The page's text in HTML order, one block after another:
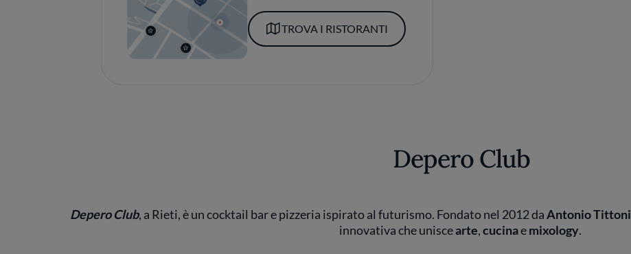
TROVA I RISTORANTI
Depero Club
Depero Club, a Rieti, è un cocktail bar e pizzeria ispirato al futurismo. Fondato nel 2012 daAntonio Tittoni
innovativa che uniscearte,cucinaemixology.